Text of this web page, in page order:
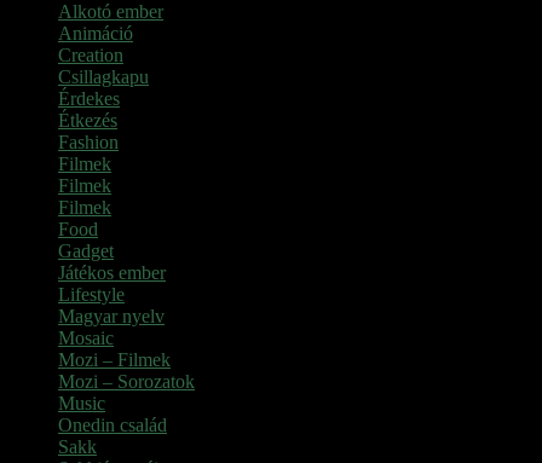
Alkotó ember
Animáció
Creation
Csillagkapu
Érdekes
Étkezés
Fashion
Filmek
Filmek
Filmek
Food
Gadget
Játékos ember
Lifestyle
Magyar nyelv
Mosaic
Mozi – Filmek
Mozi – Sorozatok
Music
Onedin család
Sakk